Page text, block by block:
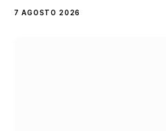
7 AGOSTO 2026